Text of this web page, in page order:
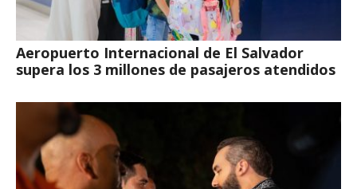
Aeropuerto Internacional de El Salvador
supera los 3 millones de pasajeros atendidos